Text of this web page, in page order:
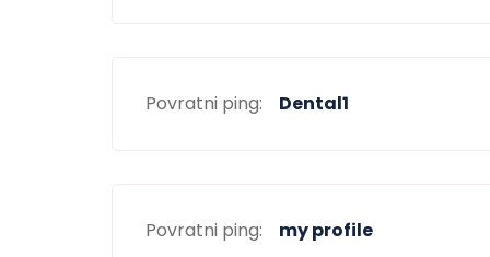
Povratni ping: Dental1
Povratni ping: my profile